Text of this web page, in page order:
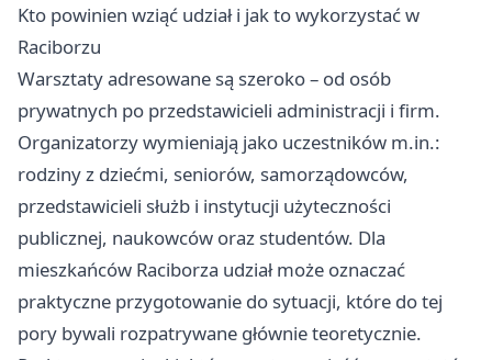
Kto powinien wziąć udział i jak to wykorzystać w
Raciborzu
Warsztaty adresowane są szeroko – od osób
prywatnych po przedstawicieli administracji i firm.
Organizatorzy wymieniają jako uczestników m.in.:
rodziny z dziećmi, seniorów, samorządowców,
przedstawicieli służb i instytucji użyteczności
publicznej, naukowców oraz studentów. Dla
mieszkańców Raciborza udział może oznaczać
praktyczne przygotowanie do sytuacji, które do tej
pory bywali rozpatrywane głównie teoretycznie.